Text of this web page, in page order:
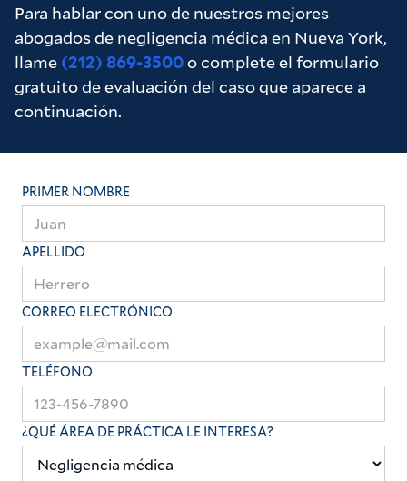
Para hablar con uno de nuestros mejores
abogados de negligencia médica en Nueva York,
llame (212) 869-3500o complete el formulario
gratuito de evaluación del caso que aparece a
continuación.
PRIMER NOMBRE
APELLIDO
CORREO ELECTRÓNICO
TELÉFONO
¿QUÉ ÁREA DE PRÁCTICA LE INTERESA?